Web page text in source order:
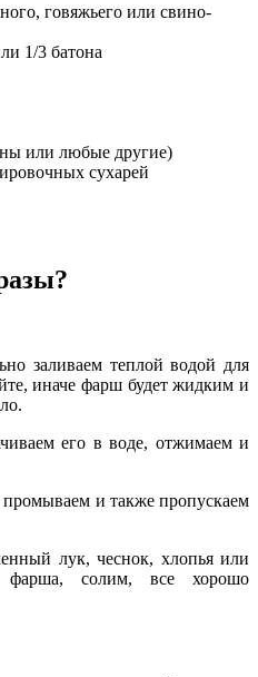
говяжьего или свино-
1/3 батона
или любые другие)
сухарей
заливаем теплой водой для
иначе фарш будет жидким и
его в воде, отжимаем и
и также пропускаем
лук, чеснок, хлопья или
солим, все хорошо